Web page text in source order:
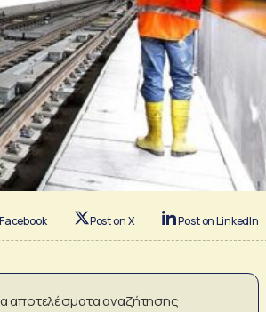
Post on X Post on LinkedIn
αποτελέσματα αναζήτησης